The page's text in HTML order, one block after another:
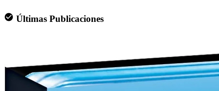
Últimas Publicaciones